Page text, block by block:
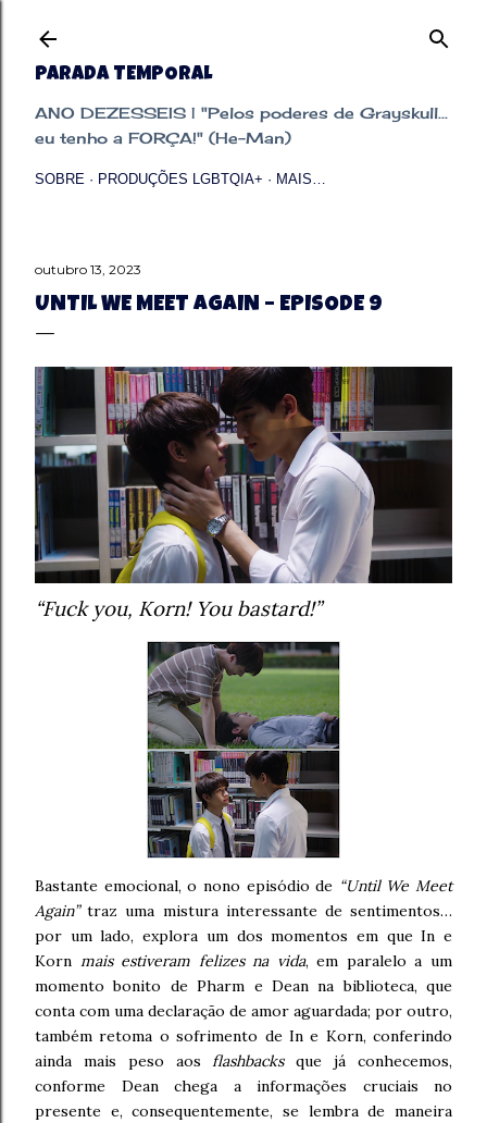
PARADA TEMPORAL
ANO DEZESSEIS | "Pelos poderes de Grayskull...
eu tenho a FORÇA!" (He-Man)
SOBRE PRODUÇÕES LGBTQIA+ MAIS…
outubro 13, 2023
UNTIL WE MEET AGAIN – EPISODE 9
“Fuck you, Korn! You bastard!”
Bastante emocional, o nono episódio de “Until We Meet
Again”traz uma mistura interessante de sentimentos…
por um lado, explora um dos momentos em que In e
Korn mais estiveram felizes na vida, em paralelo a um
momento bonito de Pharm e Dean na biblioteca, que
conta com uma declaração de amor aguardada; por outro,
também retoma o sofrimento de In e Korn, conferindo
ainda mais peso aosflashbacksque já conhecemos,
conforme Dean chega a informações cruciais no
presente e, consequentemente, se lembra de maneira